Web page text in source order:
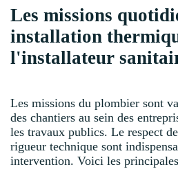
Les missions
installation
l'installateur
Les missions du plombier sont
des chantiers au sein des
les travaux publics. Le respect
rigueur technique sont
intervention. Voici les